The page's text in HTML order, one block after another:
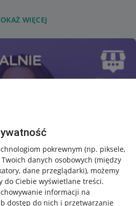
pokrewnym (np. piksele,
danych osobowych (między
dane przeglądarki), możemy
do Ciebie wyświetlane treści.
informacji na
dostęp do nich i przetwarzanie
WIĘCEJ